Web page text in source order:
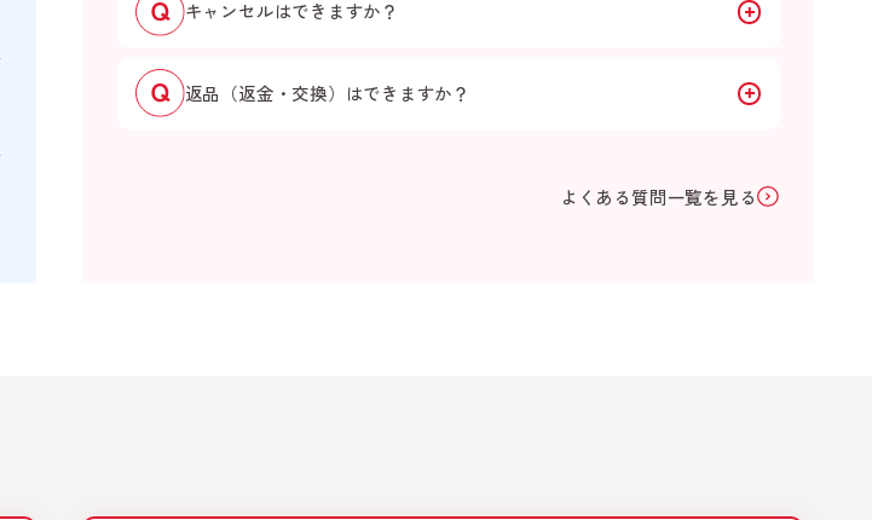
キャンセルはできますか？
返品（返金・交換）はできますか？
よくある質問一覧を見る